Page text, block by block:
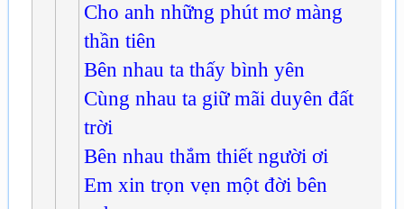
Cho anh những phút mơ màng
thần tiên
Bên nhau ta thấy bình yên
Cùng nhau ta giữ mãi duyên đất
trời
Bên nhau thắm thiết người ơi
Em xin trọn vẹn một đời bên